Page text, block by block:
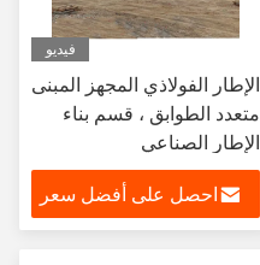
فيديو
الإطار الفولاذي المجهز المبنى
متعدد الطوابق ، قسم بناء
الإطار الصناعي
احصل على أفضل سعر